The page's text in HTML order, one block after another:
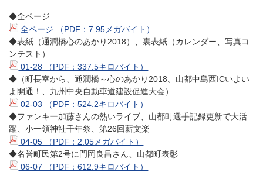
◆全ページ
全ページ （PDF：7.95メガバイト）
◆表紙（通潤橋心のあかり2018）、裏表紙（カレンダー、写真コ
ンテスト）
01-28 （PDF：337.5キロバイト）
◆（町長室から、通潤橋～心のあかり2018、山都中島西ICいよい
よ開通！、九州中央自動車道建設促進大会）
02-03 （PDF：524.2キロバイト）
◆ファンキー加藤さんの熱いライブ、山都町選手記録更新で大活
躍、小一領神社千年祭、第26回薪文楽
04-05 （PDF：2.05メガバイト）
◆名誉町民第2号に門岡良昌さん、山都町表彰
06-07 （PDF：612.9キロバイト）